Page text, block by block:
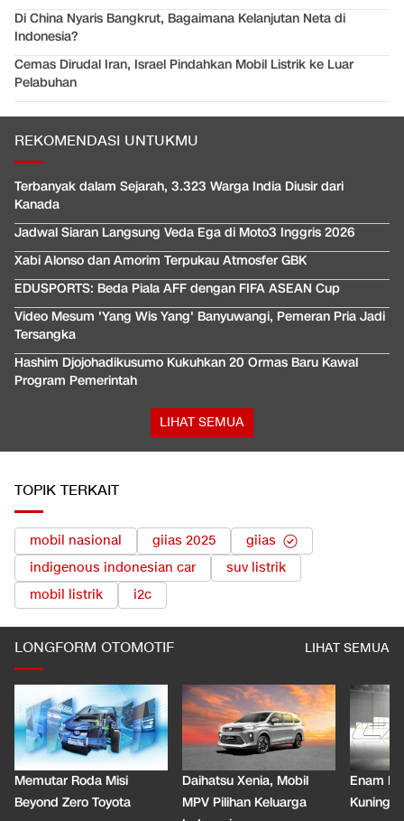
Di China Nyaris Bangkrut, Bagaimana Kelanjutan Neta di
Indonesia?
Cemas Dirudal Iran, Israel Pindahkan Mobil Listrik ke Luar
Pelabuhan
REKOMENDASI UNTUKMU
Terbanyak dalam Sejarah, 3.323 Warga India Diusir dari
Kanada
Jadwal Siaran Langsung Veda Ega di Moto3 Inggris 2026
Xabi Alonso dan Amorim Terpukau Atmosfer GBK
EDUSPORTS: Beda Piala AFF dengan FIFA ASEAN Cup
Video Mesum 'Yang Wis Yang' Banyuwangi, Pemeran Pria Jadi
Tersangka
Hashim Djojohadikusumo Kukuhkan 20 Ormas Baru Kawal
Program Pemerintah
LIHAT SEMUA
TOPIK TERKAIT
mobil nasional giias 2025
giias
indigenous indonesian car
suv listrik
mobil listrik
i2c
LONGFORM OTOMOTIF LIHAT SEMUA
Memutar Roda Misi
Beyond Zero Toyota
Daihatsu Xenia, Mobil
MPV Pilihan Keluarga
Enam
Kuning